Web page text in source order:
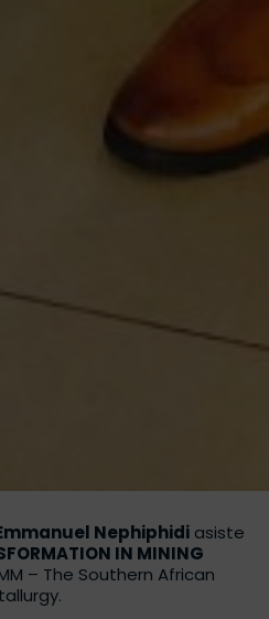
Nephiphidi asiste
IN MINING
– The Southern African